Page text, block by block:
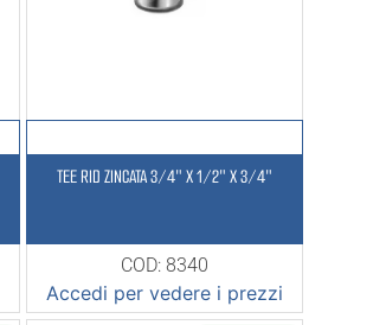
TEE RID ZINCATA 3/4″ X 1/2″ X 3/4″
COD: 8340
Accedi per vedere i prezzi